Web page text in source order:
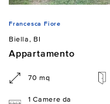
Francesca Fiore
Biella, BI
Appartamento
70 mq
1 Camere da